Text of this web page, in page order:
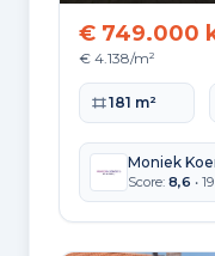
€ 749.000
€ 4.138/m²
Woonoppervlakte
181 m²
Moniek
Score: 8,6 •